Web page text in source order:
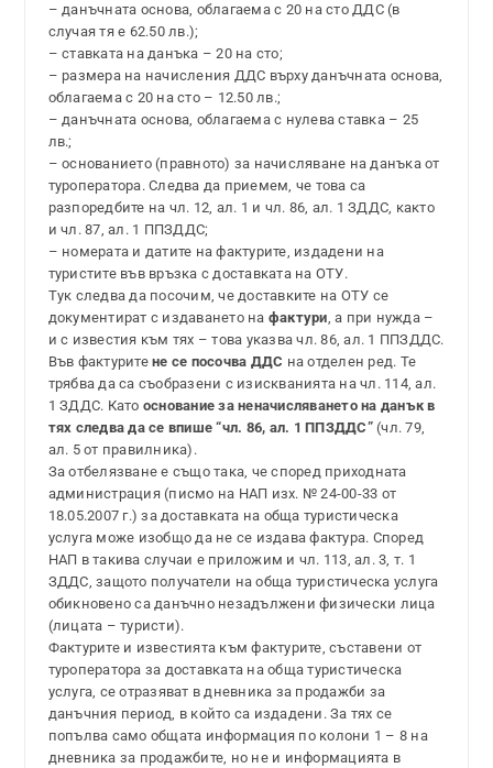
– данъчната основа, облагаема с 20 на сто ДДС (в
случая тя е 62.50 лв.);
– ставката на данъка – 20 на сто;
– размера на начисления ДДС върху данъчната основа,
облагаема с 20 на сто – 12.50 лв.;
– данъчната основа, облагаема с нулева ставка – 25
лв.;
– основанието (правното) за начисляване на данъка от
туроператора. Следва да приемем, че това са
разпоредбите на чл. 12, ал. 1 и чл. 86, ал. 1 ЗДДС, както
и чл. 87, ал. 1 ППЗДДС;
– номерата и датите на фактурите, издадени на
туристите във връзка с доставката на ОТУ.
Тук следва да посочим, че доставките на ОТУ се
документират с издаването на фактури, а при нужда –
и с известия към тях – това указва чл. 86, ал. 1 ППЗДДС.
Във фактуритене се посочва ДДС на отделен ред. Те
трябва да са съобразени с изискванията на чл. 114, ал.
1 ЗДДС. Като основание за неначисляването на данък в
тях следва да се впише “чл. 86, ал. 1 ППЗДДС”(чл. 79,
ал. 5 от правилника).
За отбелязване е също така, че според приходната
администрация (писмо на НАП изх. № 24-00-33 от
18.05.2007 г.) за доставката на обща туристическа
услуга може изобщо да не се издава фактура. Според
НАП в такива случаи е приложим и чл. 113, ал. 3, т. 1
ЗДДС, защото получатели на обща туристическа услуга
обикновено са данъчно незадължени физически лица
(лицата – туристи).
Фактурите и известията към фактурите, съставени от
туроператора за доставката на обща туристическа
услуга, се отразяват в дневника за продажби за
данъчния период, в който са издадени. За тях се
попълва само общата информация по колони 1 – 8 на
дневника за продажбите, но не и информацията в